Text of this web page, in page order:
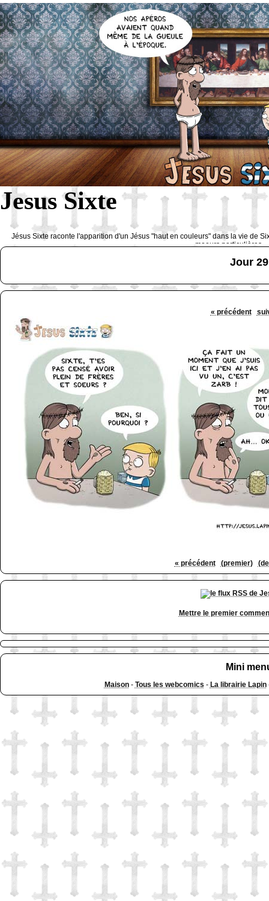
Jesus Sixte
Jésus Sixte raconte l'apparition d'un Jésus "haut en couleurs" dans la vie de
moeurs particulières
http://www.lefabz.com/
Jour 29
« précédent
« précédent (premier)
Mettre le premier
Mini
Maison- Tous les webcomics - La librairie Lapin